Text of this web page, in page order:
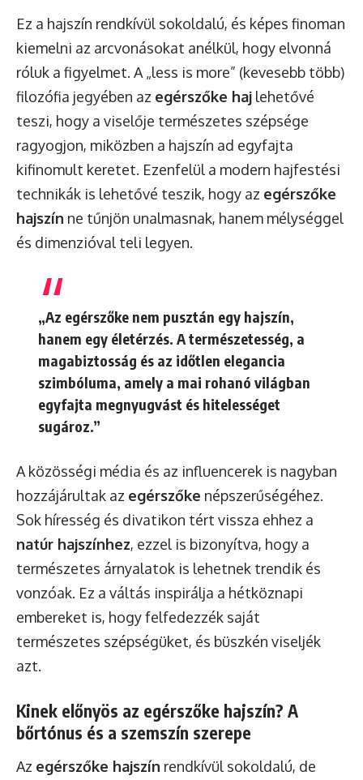
Ez a hajszín rendkívül sokoldalú, és képes finoman
kiemelni az arcvonásokat anélkül, hogy elvonná
róluk a figyelmet. A „less is more” (kevesebb több)
filozófia jegyében az egérszőke haj lehetővé
teszi, hogy a viselője természetes szépsége
ragyogjon, miközben a hajszín ad egyfajta
kifinomult keretet. Ezenfelül a modern hajfestési
technikák is lehetővé teszik, hogy az egérszőke
hajszín ne tűnjön unalmasnak, hanem mélységgel
és dimenzióval teli legyen.
„Az egérszőke nem pusztán egy hajszín,
hanem egy életérzés. A természetesség, a
magabiztosság és az időtlen elegancia
szimbóluma, amely a mai rohanó világban
egyfajta megnyugvást és hitelességet
sugároz.”
A közösségi média és az influencerek is nagyban
hozzájárultak az egérszőke népszerűségéhez.
Sok híresség és divatikon tért vissza ehhez a
natúr hajszínhez, ezzel is bizonyítva, hogy a
természetes árnyalatok is lehetnek trendik és
vonzóak. Ez a váltás inspirálja a hétköznapi
embereket is, hogy felfedezzék saját
természetes szépségüket, és büszkén viseljék
azt.
Kinek előnyös az egérszőke hajszín? A
bőrtónus és a szemszín szerepe
Az egérszőke hajszín rendkívül sokoldalú, de